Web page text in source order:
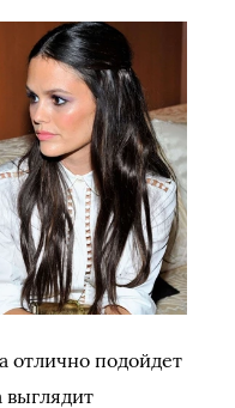
отлично подойдет
выглядит